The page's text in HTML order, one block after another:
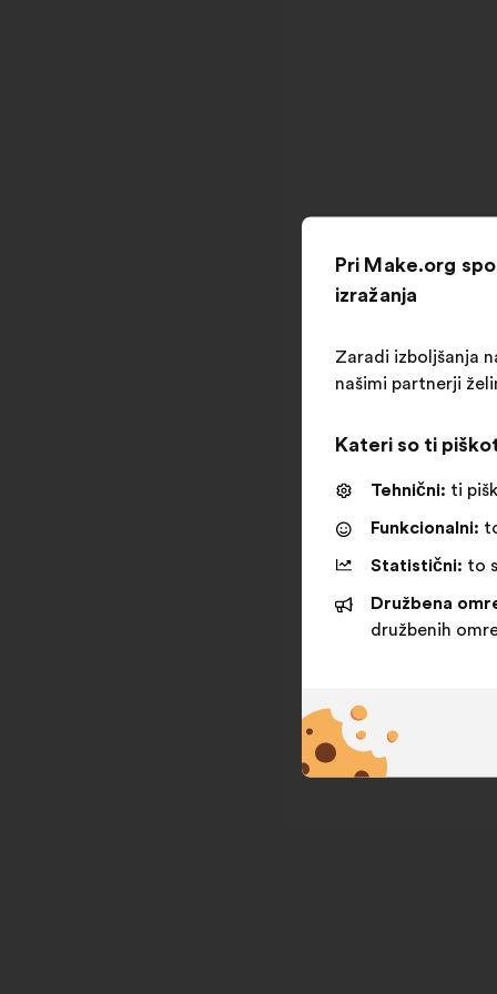
Pri Make.org
izražanja
Zaradi izboljšanja
našimi partnerji
Kateri so ti
Tehnični: ti
Funkcionalni:
Statistični: to
Družbena
družbenih